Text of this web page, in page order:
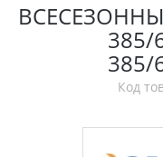
385/
385/
Код